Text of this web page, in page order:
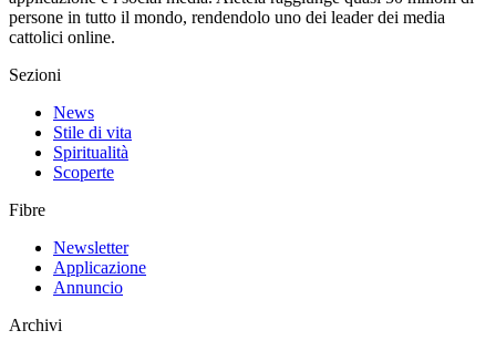
persone in tutto il mondo, rendendolo uno dei leader dei media
cattolici online.
Sezioni
News
Stile di vita
Spiritualità
Scoperte
Fibre
Newsletter
Applicazione
Annuncio
Archivi